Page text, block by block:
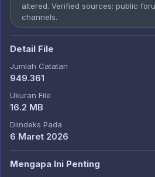
altered. Verified sources: public
channels.
Detail File
Jumlah Catatan
949.361
Ukuran File
16.2 MB
Diindeks Pada
6 Maret 2026
Mengapa Ini Penting